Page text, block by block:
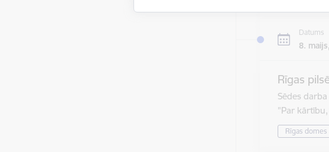
Datums
8.
Rīgas
Sēdes
"Par
Rīgas domes